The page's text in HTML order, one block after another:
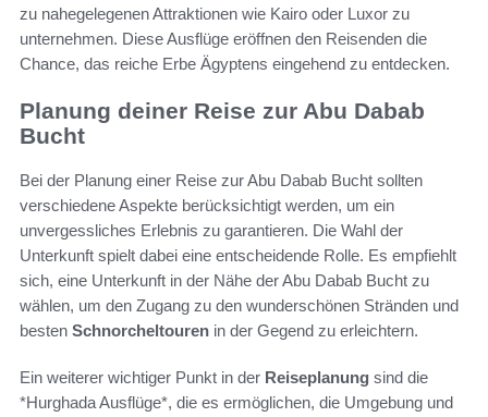
zu nahegelegenen Attraktionen wie Kairo oder Luxor zu
unternehmen. Diese Ausflüge eröffnen den Reisenden die
Chance, das reiche Erbe Ägyptens eingehend zu entdecken.
Planung deiner Reise zur Abu Dabab
Bucht
Bei der Planung einer Reise zur Abu Dabab Bucht sollten
verschiedene Aspekte berücksichtigt werden, um ein
unvergessliches Erlebnis zu garantieren. Die Wahl der
Unterkunft spielt dabei eine entscheidende Rolle. Es empfiehlt
sich, eine Unterkunft in der Nähe der Abu Dabab Bucht zu
wählen, um den Zugang zu den wunderschönen Stränden und
besten Schnorcheltouren in der Gegend zu erleichtern.
Ein weiterer wichtiger Punkt in der Reiseplanung sind die
*Hurghada Ausflüge*, die es ermöglichen, die Umgebung und